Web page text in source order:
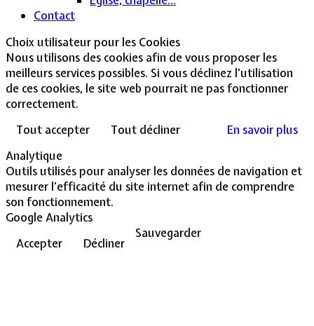
Contact
Choix utilisateur pour les Cookies
Nous utilisons des cookies afin de vous proposer les
meilleurs services possibles. Si vous déclinez l'utilisation
de ces cookies, le site web pourrait ne pas fonctionner
correctement.
Tout accepter
Tout décliner
En savoir plus
Analytique
Outils utilisés pour analyser les données de navigation et
mesurer l'efficacité du site internet afin de comprendre
son fonctionnement.
Google Analytics
Accepter
Décliner
Sauvegarder